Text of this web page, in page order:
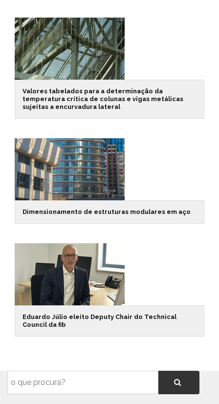
Valores tabelados para a determinação da
temperatura crítica de colunas e vigas metálicas
sujeitas a encurvadura lateral
Dimensionamento de estruturas modulares em aço
Eduardo Júlio eleito Deputy Chair do Technical
Council da fib